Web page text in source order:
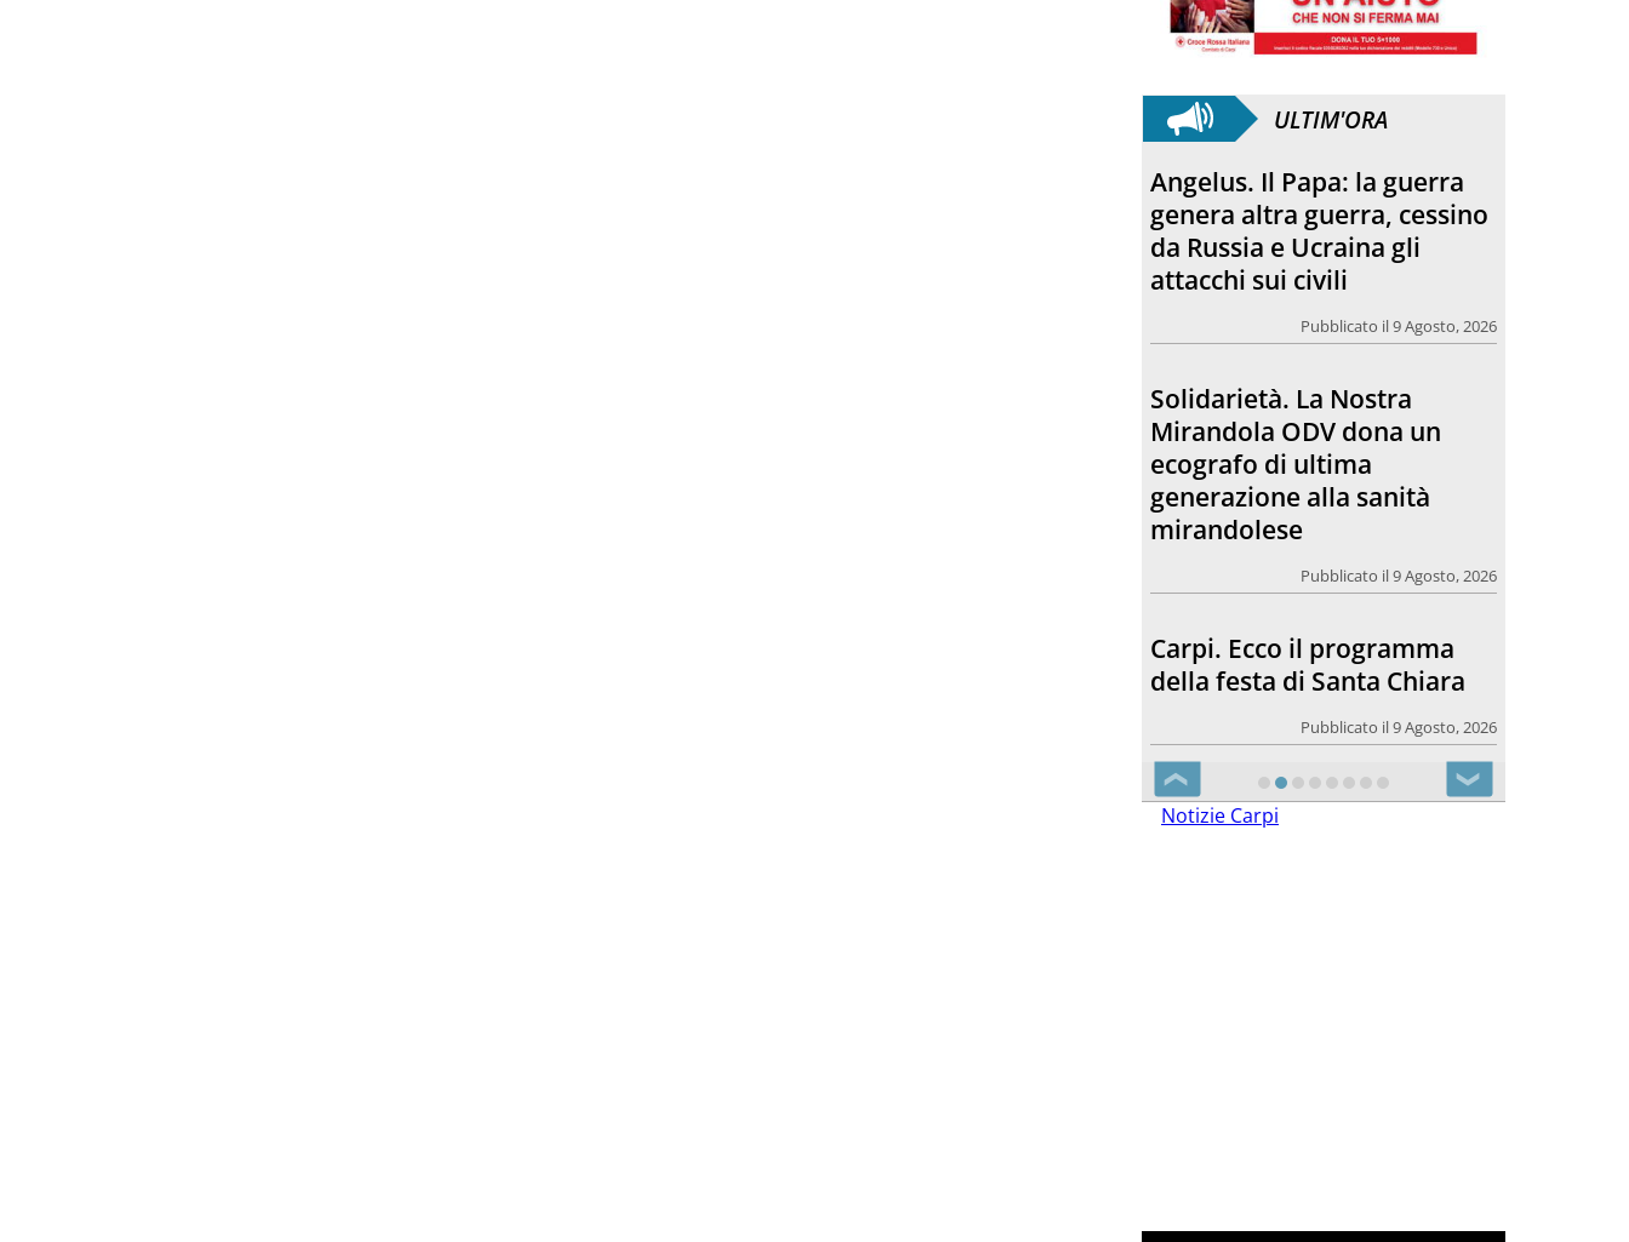
ULTIM'ORA
Solidarietà. La Nostra
Mirandola ODV dona un
ecografo di ultima
generazione alla sanità
mirandolese
Carpi. Ecco il programma
della festa di Santa Chiara
Pubblicato il 9 Agosto, 2026
Fili che parlano
Pubblicato il 9 Agosto, 2026
❮ ❯
Notizie Carpi